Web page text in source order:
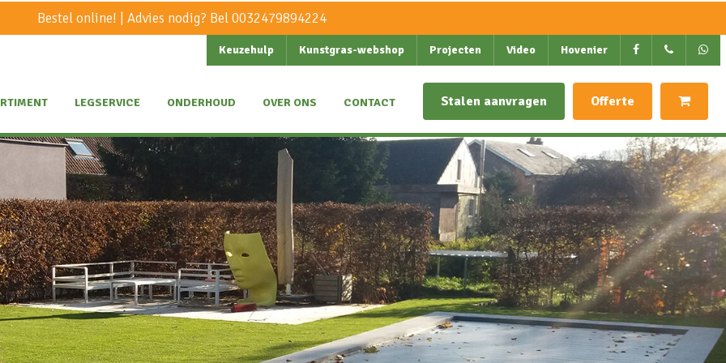
Bestel online! | Advies nodig? Bel0032479894224
Keuzehulp Kunstgras-webshop Projecten Video Hovenier
LEGSERVICE ONDERHOUD OVER ONS CONTACT Stalen aanvragen Offerte